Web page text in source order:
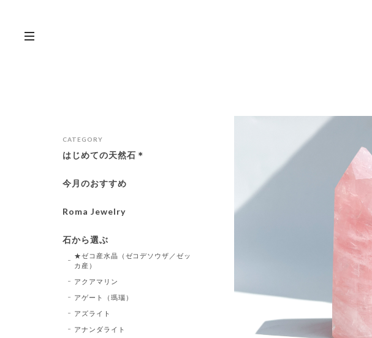
CATEGORY
はじめての天然石＊
今月のおすすめ
Roma Jewelry
石から選ぶ
★ゼコ産水晶（ゼコデソウザ／ゼッ
カ産）
アクアマリン
アゲート（瑪瑙）
アズライト
アナンダライト